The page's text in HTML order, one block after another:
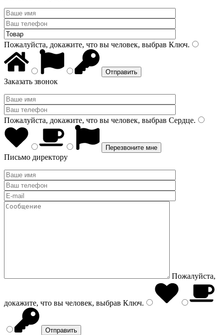
Пожалуйста, докажите, что вы человек, выбрав Ключ.
Заказать звонок
Пожалуйста, докажите, что вы человек, выбрав Сердце.
Письмо директору
Пожалуйста,
докажите, что вы человек, выбрав Ключ.